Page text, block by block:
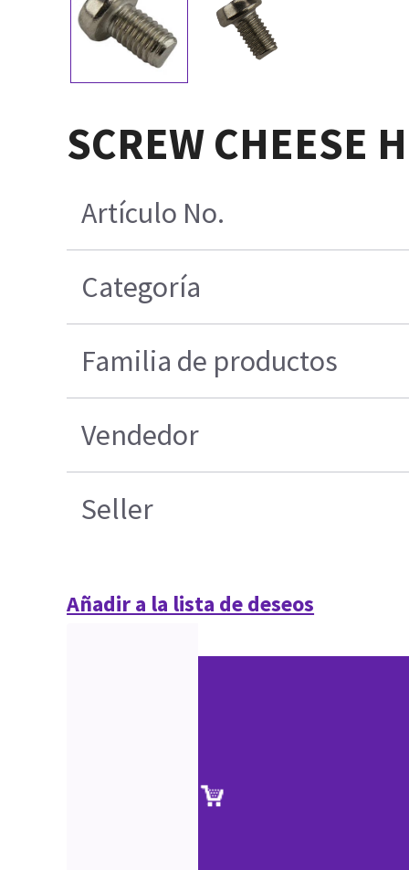
SCREW CHEESE
Artículo No.
Categoría
Familia de productos
Vendedor
Seller
Añadir a la lista de deseos